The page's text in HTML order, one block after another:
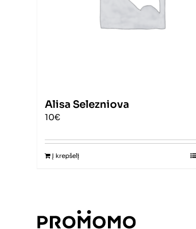
Alisa Selezniova
10€
Į krepšelį